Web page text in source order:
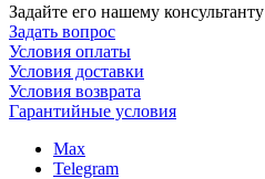
Задайте его нашему консультанту
Задать вопрос
Условия оплаты
Условия доставки
Условия возврата
Гарантийные условия
Max
Telegram